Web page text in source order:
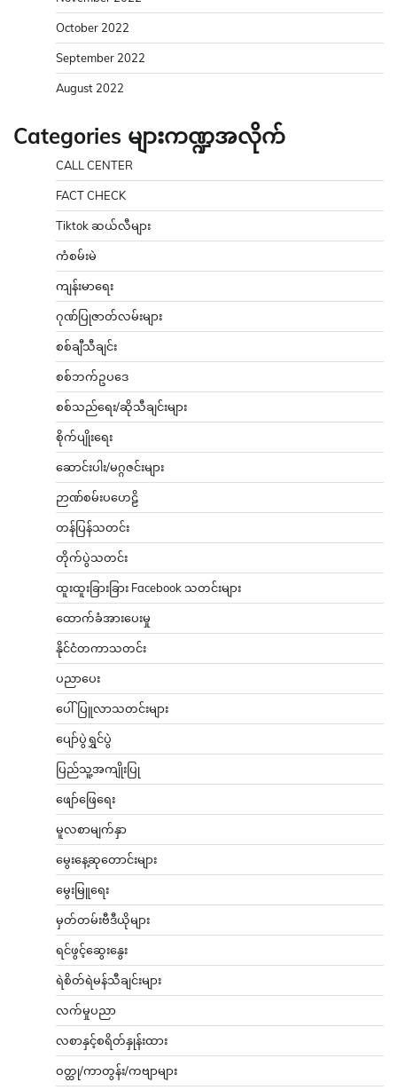
October 2022
September 2022
August 2022
Categories များကဏ္ဍအလိုက်
CALL CENTER
FACT CHECK
Tiktok ဆယ်လီများ
ကံစမ်းမဲ
ကျန်းမာရေး
ဂုဏ်ပြုဇာတ်လမ်းများ
စစ်ချီသီချင်း
စစ်ဘက်ဥပဒေ
စစ်သည်ရေး/ဆိုသီချင်းများ
စိုက်ပျိုးရေး
ဆောင်းပါး/မဂ္ဂဇင်းများ
ဉာဏ်စမ်းပဟေဠိ
တန်ပြန်သတင်း
တိုက်ပွဲသတင်း
ထူးထူးခြားခြား Facebook သတင်းများ
ထောက်ခံအားပေးမှု
နိုင်ငံတကာသတင်း
ပညာပေး
ပေါ်ပြူလာသတင်းများ
ပျော်ပွဲရွှင်ပွဲ
ပြည်သူ့အကျိုးပြု
ဖျော်ဖြေရေး
မူလစာမျက်နှာ
မွေးနေ့ဆုတောင်းများ
မွေးမြူရေး
မှတ်တမ်းဗီဒီယိုများ
ရင်ဖွင့်ဆွေးနွေး
ရဲစိတ်ရဲမန်သီချင်းများ
လက်မှုပညာ
လစာနှင့်စရိတ်နှုန်းထား
ဝတ္ထု/ကာတွန်း/ကဗျာများ